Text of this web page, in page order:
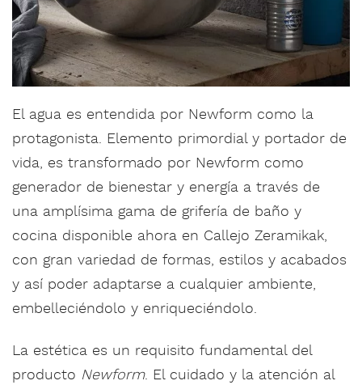
El agua es entendida por Newform como la
protagonista. Elemento primordial y portador de
vida, es transformado por Newform como
generador de bienestar y energía a través de
una amplísima gama de grifería de baño y
cocina disponible ahora en Callejo Zeramikak,
con gran variedad de formas, estilos y acabados
y así poder adaptarse a cualquier ambiente,
embelleciéndolo y enriqueciéndolo.
La estética es un requisito fundamental del
producto Newform. El cuidado y la atención al